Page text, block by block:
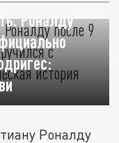
Роналду
Роналду